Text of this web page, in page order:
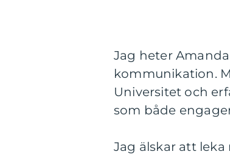
Jag heter
kommunikation.
Universitet och
som både
Jag älskar att